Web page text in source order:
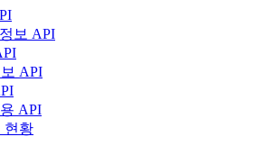
보 API
API
API
현황